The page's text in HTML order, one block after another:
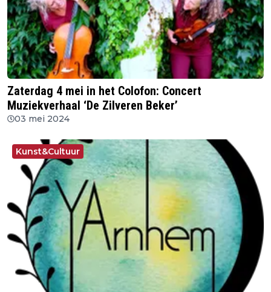
Zaterdag 4 mei in het Colofon: Concert
Muziekverhaal ‘De Zilveren Beker’
03 mei 2024
Kunst&Cultuur